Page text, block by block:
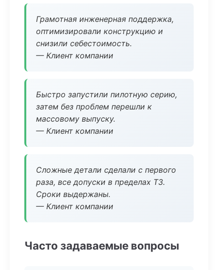
Грамотная инженерная поддержка,
оптимизировали конструкцию и
снизили себестоимость.
— Клиент компании
Быстро запустили пилотную серию,
затем без проблем перешли к
массовому выпуску.
— Клиент компании
Сложные детали сделали с первого
раза, все допуски в пределах ТЗ.
Сроки выдержаны.
— Клиент компании
Часто задаваемые вопросы